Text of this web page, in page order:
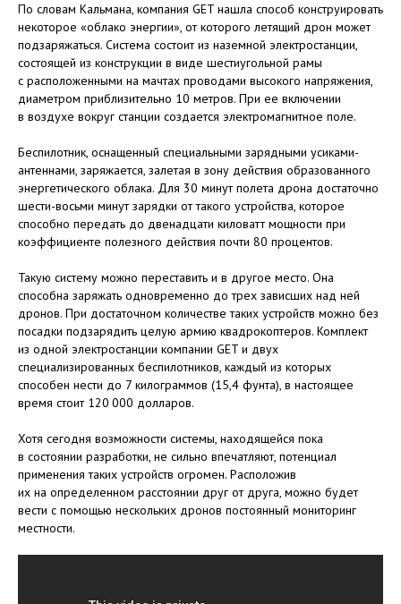
По словам Кальмана, компания GET нашла способ конструировать
некоторое «облако энергии», от которого летящий дрон может
подзаряжаться. Система состоит из наземной электростанции,
состоящей из конструкции в виде шестиугольной рамы
с расположенными на мачтах проводами высокого напряжения,
диаметром приблизительно 10 метров. При ее включении
в воздухе вокруг станции создается электромагнитное поле.
Беспилотник, оснащенный специальными зарядными усиками-
антеннами, заряжается, залетая в зону действия образованного
энергетического облака. Для 30 минут полета дрона достаточно
шести-восьми минут зарядки от такого устройства, которое
способно передать до двенадцати киловатт мощности при
коэффициенте полезного действия почти 80 процентов.
Такую систему можно переставить и в другое место. Она
способна заряжать одновременно до трех зависших над ней
дронов. При достаточном количестве таких устройств можно без
посадки подзарядить целую армию квадрокоптеров. Комплект
из одной электростанции компании GET и двух
специализированных беспилотников, каждый из которых
способен нести до 7 килограммов (15,4 фунта), в настоящее
время стоит 120 000 долларов.
Хотя сегодня возможности системы, находящейся пока
в состоянии разработки, не сильно впечатляют, потенциал
применения таких устройств огромен. Расположив
их на определенном расстоянии друг от друга, можно будет
вести с помощью нескольких дронов постоянный мониторинг
местности.